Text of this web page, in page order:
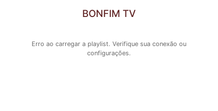
BONFIM TV
Erro ao carregar a playlist. Verifique sua conexão ou
configurações.